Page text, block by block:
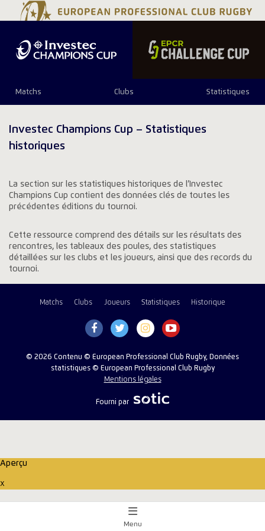
Matchs Clubs Statistiques
Investec Champions Cup – Statistiques
historiques
La section sur les statistiques historiques de l’Investec
Champions Cup contient des données clés de toutes les
précédentes éditions du tournoi.
Cette ressource comprend des détails sur les résultats des
rencontres, les tableaux des poules, des statistiques
détaillées sur les clubs et les joueurs, ainsi que des records du
tournoi.
Matchs Clubs Joueurs Statistiques Historique
© 2026 Contenu © European Professional Club Rugby, Données
statistiques © European Professional Club Rugby
Mentions légales
Fourni par
Aperçu
x
Menu